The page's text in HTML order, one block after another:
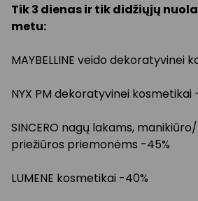
Tik 3 dienas ir tik didžiųjų
metu:
MAYBELLINE veido dekoratyvinei
NYX PM dekoratyvinei kosmetikai
SINCERO nagų lakams,
priežiūros priemonėms -45%
LUMENE kosmetikai -40%